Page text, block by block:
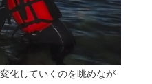
化していくのを眺めなが